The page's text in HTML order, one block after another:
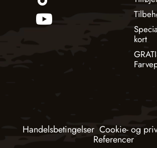
kort
Handelsbetingelser Cookie- og
Referencer